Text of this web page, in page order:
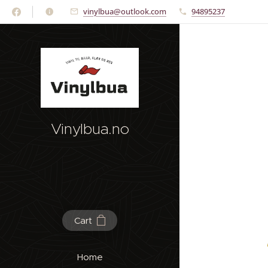
vinylbua@outlook.com 94895237
Vinylbua.no
Cart
Home